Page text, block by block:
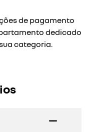
de pagamento
dedicado
categoria.